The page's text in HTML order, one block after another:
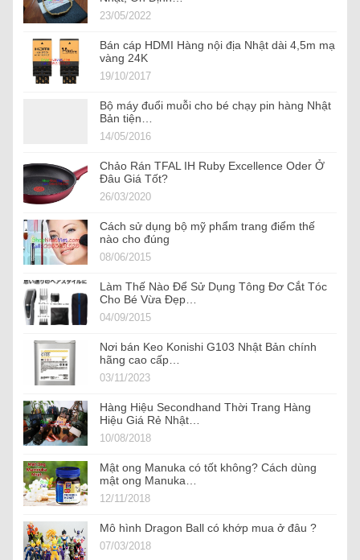
23/05/2022
Bán cáp HDMI Hàng nội địa Nhật dài 4,5m mạ
vàng 24K
19/10/2017
Bộ máy đuổi muỗi cho bé chạy pin hàng Nhật
Bản tiện…
14/05/2016
Chảo Rán TFAL IH Ruby Excellence Oder Ở
Đâu Giá Tốt?
26/03/2020
Cách sử dụng bộ mỹ phẩm trang điểm thế
nào cho đúng
08/06/2015
Làm Thế Nào Để Sử Dụng Tông Đơ Cắt Tóc
Cho Bé Vừa Đẹp…
04/09/2015
Nơi bán Keo Konishi G103 Nhật Bản chính
hãng cao cấp…
03/11/2023
Hàng Hiệu Secondhand Thời Trang Hàng
Hiệu Giá Rẻ Nhật…
10/08/2018
Mật ong Manuka có tốt không? Cách dùng
mật ong Manuka…
12/11/2018
Mô hình Dragon Ball có khớp mua ở đâu ?
07/03/2018